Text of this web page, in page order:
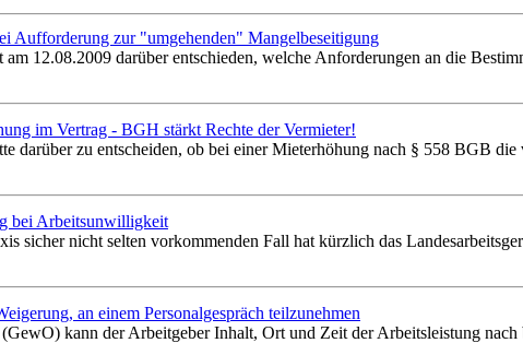
Aufforderung zur "umgehenden" Mangelbeseitigung
12.08.2009 darüber entschieden, welche Anforderungen an die
im Vertrag - BGH stärkt Rechte der Vermieter!
darüber zu entscheiden, ob bei einer Mieterhöhung nach § 558 BGB
bei Arbeitsunwilligkeit
sicher nicht selten vorkommenden Fall hat kürzlich das
an einem Personalgespräch teilzunehmen
kann der Arbeitgeber Inhalt, Ort und Zeit der Arbeitsleistung